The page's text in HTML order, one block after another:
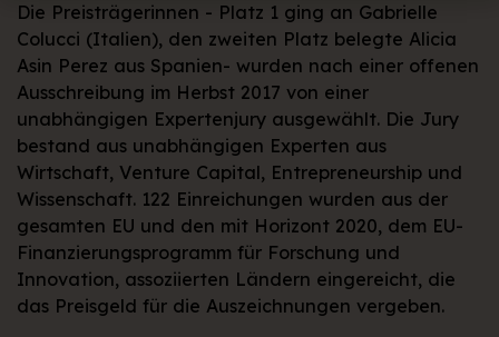
Die Preisträgerinnen - Platz 1 ging an Gabrielle
Colucci (Italien), den zweiten Platz belegte Alicia
Asin Perez aus Spanien- wurden nach einer offenen
Ausschreibung im Herbst 2017 von einer
unabhängigen Expertenjury ausgewählt. Die Jury
bestand aus unabhängigen Experten aus
Wirtschaft, Venture Capital, Entrepreneurship und
Wissenschaft. 122 Einreichungen wurden aus der
gesamten EU und den mit Horizont 2020, dem EU-
Finanzierungsprogramm für Forschung und
Innovation, assoziierten Ländern eingereicht, die
das Preisgeld für die Auszeichnungen vergeben.